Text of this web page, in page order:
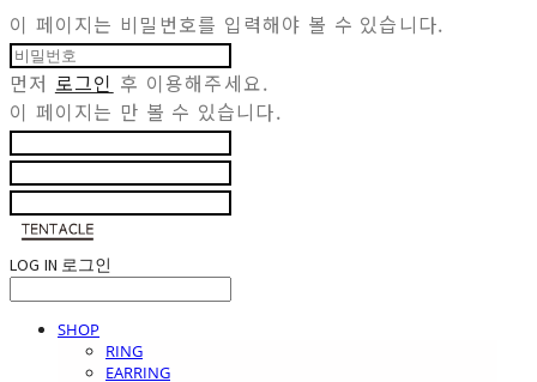
이 페이지는 비밀번호를 입력해야 볼 수 있습니다.
먼저 로그인 후 이용해주세요.
이 페이지는 만 볼 수 있습니다.
LOG IN 로그인
SHOP
RING
EARRING